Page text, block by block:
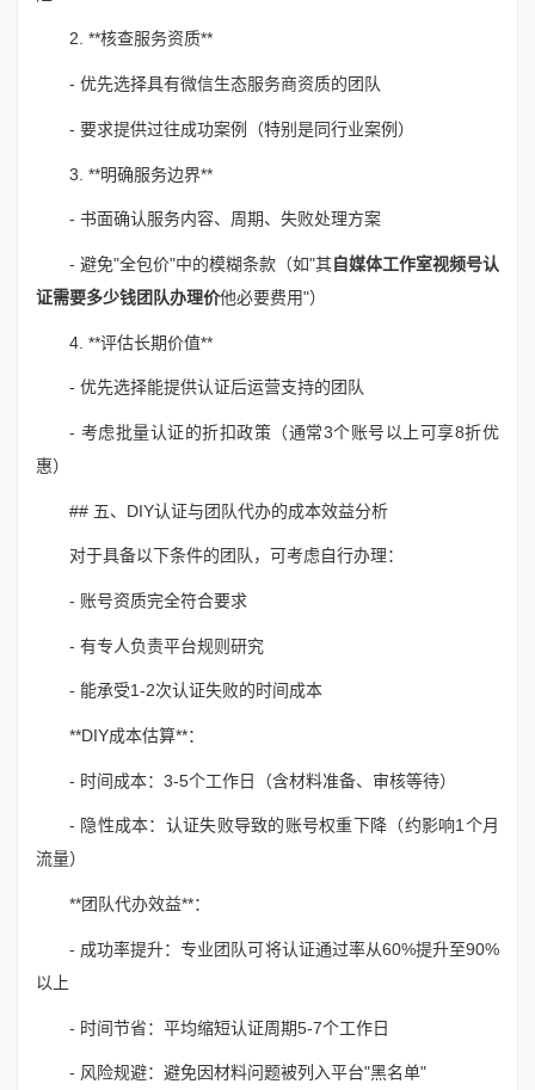
2. **核查服务资质**
- 优先选择具有微信生态服务商资质的团队
- 要求提供过往成功案例（特别是同行业案例）
3. **明确服务边界**
- 书面确认服务内容、周期、失败处理方案
- 避免"全包价"中的模糊条款（如"其自媒体工作室视频号认
证需要多少钱团队办理价他必要费用"）
4. **评估长期价值**
- 优先选择能提供认证后运营支持的团队
- 考虑批量认证的折扣政策（通常3个账号以上可享8折优
惠）
## 五、DIY认证与团队代办的成本效益分析
对于具备以下条件的团队，可考虑自行办理：
- 账号资质完全符合要求
- 有专人负责平台规则研究
- 能承受1-2次认证失败的时间成本
**DIY成本估算**：
- 时间成本：3-5个工作日（含材料准备、审核等待）
- 隐性成本：认证失败导致的账号权重下降（约影响1个月
流量）
**团队代办效益**：
- 成功率提升：专业团队可将认证通过率从60%提升至90%
以上
- 时间节省：平均缩短认证周期5-7个工作日
- 风险规避：避免因材料问题被列入平台"黑名单"